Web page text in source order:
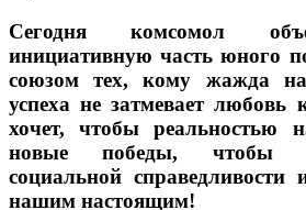
Сегодня комсомол
инициативную часть юного
союзом тех, кому жажда
успеха не затмевает любовь
хочет, чтобы реальностью
новые победы, чтобы
социальной справедливости
нашим настоящим!